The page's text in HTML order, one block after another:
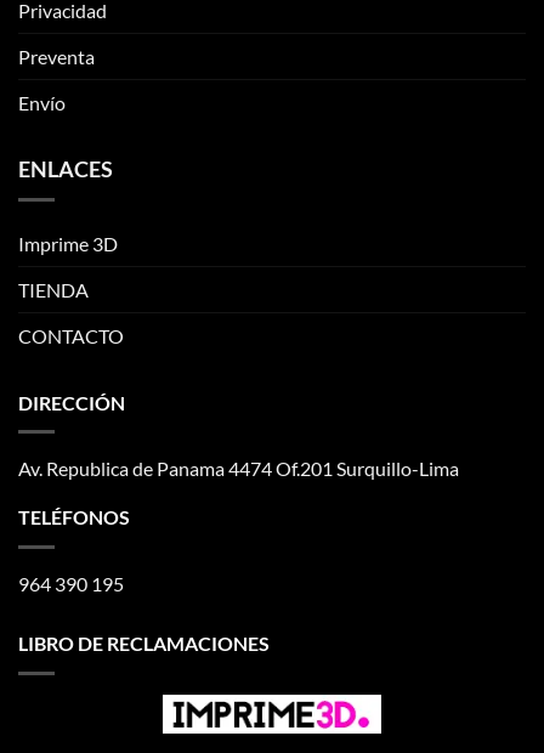
Privacidad
Preventa
Envío
ENLACES
Imprime 3D
TIENDA
CONTACTO
DIRECCIÓN
Av. Republica de Panama 4474 Of.201 Surquillo-Lima
TELÉFONOS
964 390 195
LIBRO DE RECLAMACIONES